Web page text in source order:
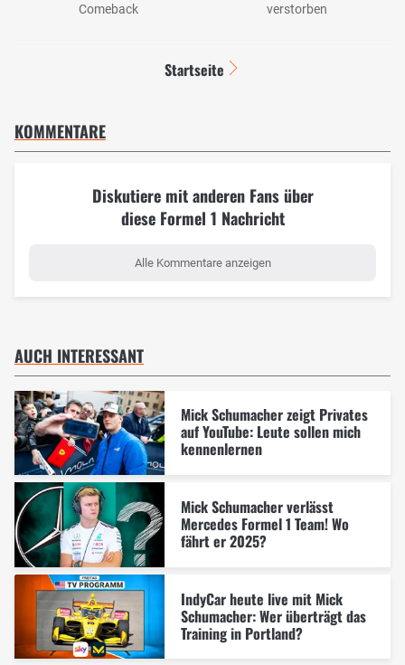
Comeback
verstorben
Startseite
KOMMENTARE
Diskutiere mit anderen Fans über
diese Formel 1 Nachricht
Alle Kommentare anzeigen
AUCH INTERESSANT
Mick Schumacher zeigt Privates
auf YouTube: Leute sollen mich
kennenlernen
Mick Schumacher verlässt
Mercedes Formel 1 Team! Wo
fährt er 2025?
IndyCar heute live mit Mick
Schumacher: Wer überträgt das
Training in Portland?